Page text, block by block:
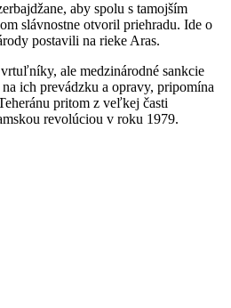
aby spolu s tamojším
slávnostne otvoril priehradu. Ide o
postavili na rieke Aras.
ale medzinárodné sankcie
ich prevádzku a opravy, pripomína
pritom z veľkej časti
revolúciou v roku 1979.